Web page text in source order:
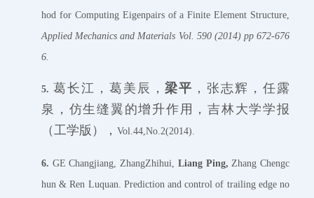
hod for Computing Eigenpairs of a Finite Element Structure,
Applied Mechanics and Materials Vol. 590 (2014) pp 672-676
6.
5. 葛长江，葛美辰，梁平 ，张志辉，任露
泉，仿生缝翼的增升作用，吉林大学学报
（工学版）， Vol.44,No.2(2014).
6. GE Changjiang, ZhangZhihui, Liang Ping, Zhang Chengc
hun & Ren Luquan. Prediction and control of trailing edge no